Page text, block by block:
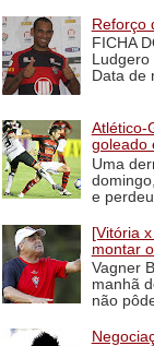
Reforço
FICHA
Data de
Atlético-
goleado
Uma
e
[Vitória
montar
Vagner
manhã
não